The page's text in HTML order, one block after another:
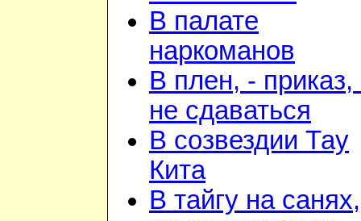
В палате
наркоманов
В плен, - приказ,
не сдаваться
В созвездии Тау
Кита
В тайгу на санях,